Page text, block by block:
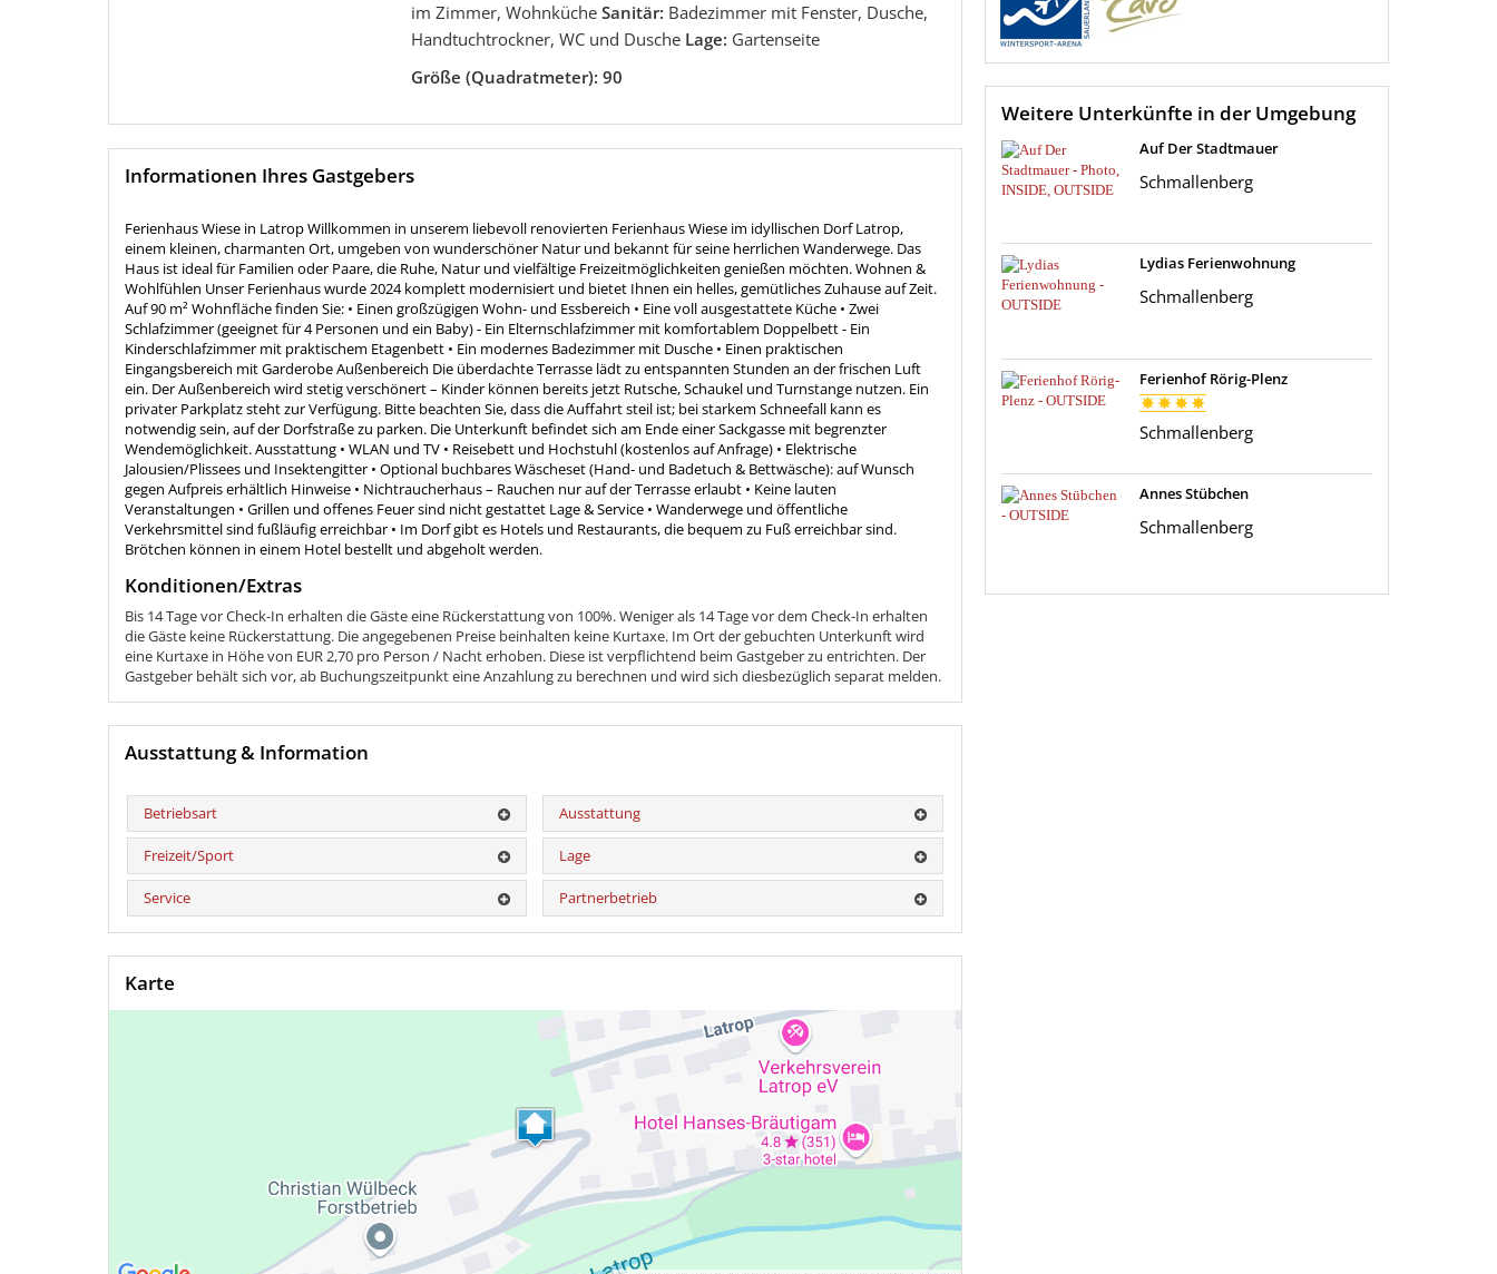
im Zimmer, Wohnküche Sanitär: Badezimmer mit Fenster, Dusche,
Handtuchtrockner, WC und Dusche Lage: Gartenseite
Größe (Quadratmeter): 90
Informationen Ihres Gastgebers
Ferienhaus Wiese in Latrop Willkommen in unserem liebevoll renovierten Ferienhaus Wiese im idyllischen Dorf Latrop,
einem kleinen, charmanten Ort, umgeben von wunderschöner Natur und bekannt für seine herrlichen Wanderwege. Das
Haus ist ideal für Familien oder Paare, die Ruhe, Natur und vielfältige Freizeitmöglichkeiten genießen möchten. Wohnen &
Wohlfühlen Unser Ferienhaus wurde 2024 komplett modernisiert und bietet Ihnen ein helles, gemütliches Zuhause auf Zeit.
Auf 90 m² Wohnfläche finden Sie: • Einen großzügigen Wohn- und Essbereich • Eine voll ausgestattete Küche • Zwei
Schlafzimmer (geeignet für 4 Personen und ein Baby) - Ein Elternschlafzimmer mit komfortablem Doppelbett - Ein
Kinderschlafzimmer mit praktischem Etagenbett • Ein modernes Badezimmer mit Dusche • Einen praktischen
Eingangsbereich mit Garderobe Außenbereich Die überdachte Terrasse lädt zu entspannten Stunden an der frischen Luft
ein. Der Außenbereich wird stetig verschönert – Kinder können bereits jetzt Rutsche, Schaukel und Turnstange nutzen. Ein
privater Parkplatz steht zur Verfügung. Bitte beachten Sie, dass die Auffahrt steil ist; bei starkem Schneefall kann es
notwendig sein, auf der Dorfstraße zu parken. Die Unterkunft befindet sich am Ende einer Sackgasse mit begrenzter
Wendemöglichkeit. Ausstattung • WLAN und TV • Reisebett und Hochstuhl (kostenlos auf Anfrage) • Elektrische
Jalousien/Plissees und Insektengitter • Optional buchbares Wäscheset (Hand- und Badetuch & Bettwäsche): auf Wunsch
gegen Aufpreis erhältlich Hinweise • Nichtraucherhaus – Rauchen nur auf der Terrasse erlaubt • Keine lauten
Veranstaltungen • Grillen und offenes Feuer sind nicht gestattet Lage & Service • Wanderwege und öffentliche
Verkehrsmittel sind fußläufig erreichbar • Im Dorf gibt es Hotels und Restaurants, die bequem zu Fuß erreichbar sind.
Brötchen können in einem Hotel bestellt und abgeholt werden.
Konditionen/Extras
Bis 14 Tage vor Check-In erhalten die Gäste eine Rückerstattung von 100%. Weniger als 14 Tage vor dem Check-In erhalten
die Gäste keine Rückerstattung. Die angegebenen Preise beinhalten keine Kurtaxe. Im Ort der gebuchten Unterkunft wird
eine Kurtaxe in Höhe von EUR 2,70 pro Person / Nacht erhoben. Diese ist verpflichtend beim Gastgeber zu entrichten. Der
Gastgeber behält sich vor, ab Buchungszeitpunkt eine Anzahlung zu berechnen und wird sich diesbezüglich separat melden.
Ausstattung & Information
Betriebsart Ausstattung
Freizeit/Sport Lage
Service Partnerbetrieb
Karte
Weitere Unterkünfte in der Umgebung
Auf Der Stadtmauer
Schmallenberg
Lydias Ferienwohnung
Schmallenberg
Ferienhof Rörig-Plenz
Schmallenberg
Annes Stübchen
Schmallenberg